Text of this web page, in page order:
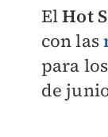
ElHot
con las
para
de